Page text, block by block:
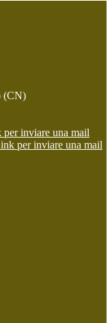
(CN)
inviare una mail
per inviare una mail